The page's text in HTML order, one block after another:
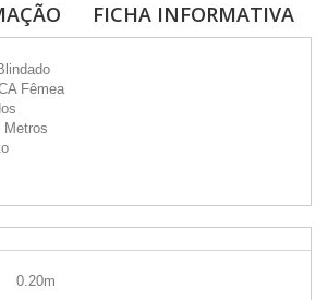
FICHA INFORMATIVA
Fêmea
Metros
0.20m